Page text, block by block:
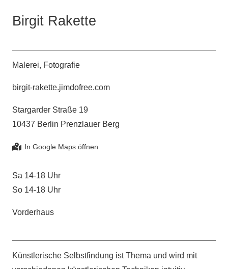
Birgit Rakette
Malerei, Fotografie
birgit-rakette.jimdofree.com
Stargarder Straße 19
10437 Berlin Prenzlauer Berg
Sa 14-18 Uhr
So 14-18 Uhr
Vorderhaus
Künstlerische Selbstfindung ist Thema und wird mit